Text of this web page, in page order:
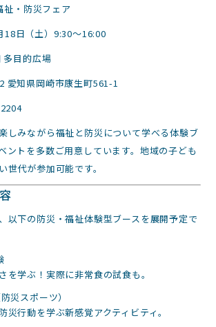
祉・防災フェア
18日（土）9:30～16:00
多目的広場
愛知県岡崎市康生町561-1
しみながら福祉と防災について学べる体験ブ
ントを多数ご用意しています。地域の子ども
世代が参加可能です。
以下の防災・福祉体験型ブースを展開予定で
を学ぶ！実際に非常食の試食も。
災スポーツ）
災行動を学ぶ新感覚アクティビティ。